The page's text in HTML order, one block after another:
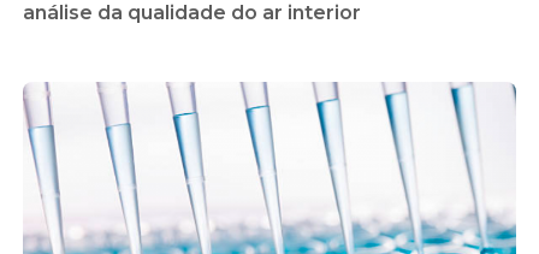
análise da qualidade do ar interior